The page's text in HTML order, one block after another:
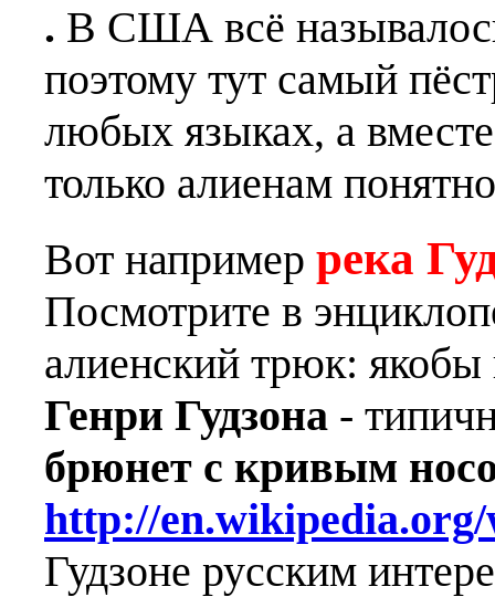
. В США всё
поэтому тут самый
любых языках, а
только алиенам
Вот например река
Посмотрите в
алиенский трюк:
Генри Гудзона -
брюнет с кривым
http://
Гудзоне русским